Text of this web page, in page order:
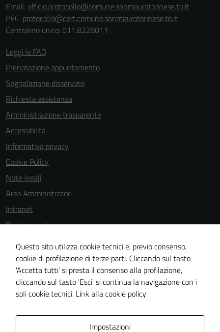
Email: ufficio.protocollo@comune.sanmaurotorinese.to.it
PEC: protocollo@cert.comune.sanmaurotorinese.to.it
Centralino unico: 011.8228011
Leggi le FAQ
Prenotazione appuntamento
Segnalazione disservizio
Richiesta assistenza
Amministrazione trasparente
Accessibilità
Informativa privacy
Cookie Policy
Note legali
Area Amministratori
Intranet
Bacheca online
Dichiarazione di accessibilità
Dichiarazione di accessibilità e modalità di segnalazioni di non
conformità
Piano di miglioramento del sito
Questo sito utilizza cookie tecnici e, previo consenso,
cookie di profilazione di terze parti. Cliccando sul tasto
'Accetta tutti' si presta il consenso alla profilazione,
cliccando sul tasto 'Esci' si continua la navigazione con i
soli cookie tecnici. Link alla cookie policy
Impostazioni